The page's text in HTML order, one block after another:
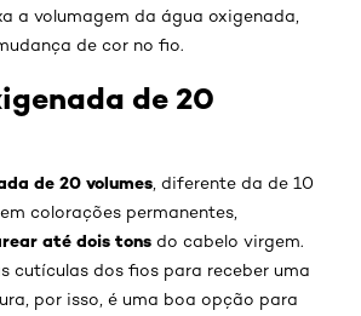
a volumagem da água oxigenada,
de cor no fio.
de 20
de 20 volumes, diferente da de 10
colorações permanentes,
até dois tons do cabelo virgem.
cutículas dos fios para receber uma
por isso, é uma boa opção para